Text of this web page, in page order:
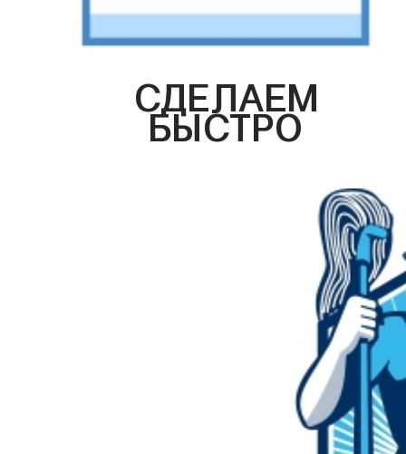
СДЕЛАЕМ
БЫСТРО